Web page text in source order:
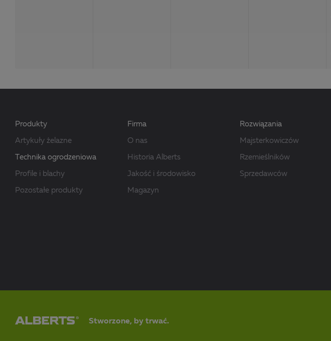
Produkty
Artykuły żelazne
Technika ogrodzeniowa
Profile i blachy
Pozostałe produkty
Firma
O nas
Historia Alberts
Jakość i środowisko
Magazyn
Rozwiązania
Majsterkowiczów
Rzemieślników
Sprzedawców
Stworzone, by trwać.